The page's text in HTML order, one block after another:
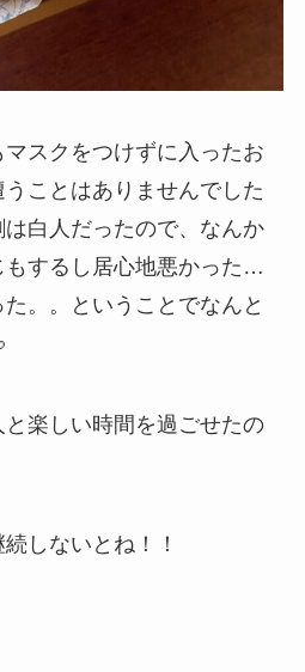
スクをつけずに入ったお
ことはありませんでした
白人だったので、なんか
もするし居心地悪かった…
。。ということでなんと
楽しい時間を過ごせたの
しないとね！！